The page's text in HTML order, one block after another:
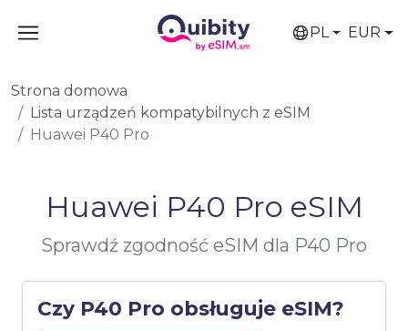
PL EUR
Strona domowa
Lista urządzeń kompatybilnych z eSIM
Huawei P40 Pro
Huawei P40 Pro eSIM
Sprawdź zgodność eSIM dla P40 Pro
Czy P40 Pro obsługuje eSIM?